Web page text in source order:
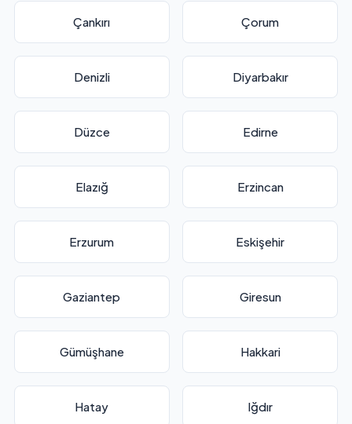
Çankırı Çorum
Denizli Diyarbakır
Düzce Edirne
Elazığ Erzincan
Erzurum Eskişehir
Gaziantep Giresun
Gümüşhane Hakkari
Hatay Iğdır